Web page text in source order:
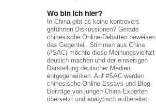
Wo bin ich hier?
In China gibt es keine kontrovers
geführten Diskussionen? Gerade
chinesische Online-Debatten beweisen
das Gegenteil. Stimmen aus China
(#SAC) möchte diese Meinungsvielfalt
deutlich machen und der einseitigen
Darstellung deutscher Medien
entgegenwirken. Auf #SAC werden
chinesische Online-Essays und Blog-
Beiträge von jungen China-Experten
übersetzt und analytisch aufbereitet.